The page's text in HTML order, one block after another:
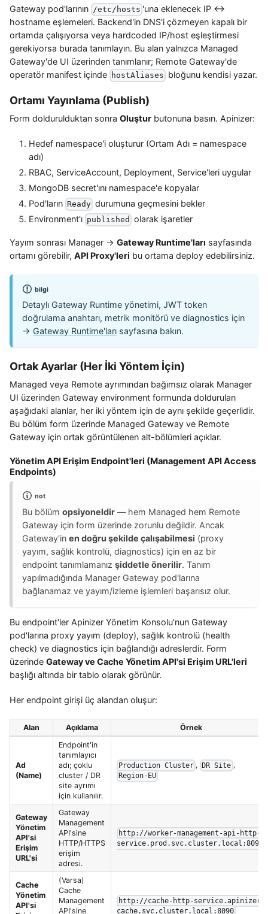
Gateway pod'larının /etc/hosts 'una eklenecek IP ↔
hostname eşlemeleri. Backend'in DNS'i çözmeyen kapalı bir
ortamda çalışıyorsa veya hardcoded IP/host eşleştirmesi
gerekiyorsa burada tanımlayın. Bu alan yalnızca Managed
Gateway'de UI üzerinden tanımlanır; Remote Gateway'de
operatör manifest içinde hostAliases bloğunu kendisi yazar.
Ortamı Yayınlama (Publish)
Form doldurulduktan sonra Oluştur butonuna basın. Apinizer:
Hedef namespace'i oluşturur (Ortam Adı = namespace
adı)
RBAC, ServiceAccount, Deployment, Service'leri uygular
MongoDB secret'ını namespace'e kopyalar
Pod'ların Ready durumuna geçmesini bekler
Environment'ı published olarak işaretler
Yayım sonrası Manager → Gateway Runtime'ları sayfasında
ortamı görebilir, API Proxy'leri bu ortama deploy edebilirsiniz.
bilgi
Detaylı Gateway Runtime yönetimi, JWT token
doğrulama anahtarı, metrik monitörü ve diagnostics için
→ Gateway Runtime'ları sayfasına bakın.
Ortak Ayarlar (Her İki Yöntem İçin)
Managed veya Remote ayrımından bağımsız olarak Manager
UI üzerinden Gateway environment formunda doldurulan
aşağıdaki alanlar, her iki yöntem için de aynı şekilde geçerlidir.
Bu bölüm form üzerinde Managed Gateway ve Remote
Gateway için ortak görüntülenen alt-bölümleri açıklar.
Yönetim API Erişim Endpoint'leri (Management API Access
Endpoints)
not
Bu bölüm opsiyoneldir — hem Managed hem Remote
Gateway için form üzerinde zorunlu değildir. Ancak
Gateway'in en doğru şekilde çalışabilmesi (proxy
yayım, sağlık kontrolü, diagnostics) için en az bir
endpoint tanımlamanız şiddetle önerilir. Tanım
yapılmadığında Manager Gateway pod'larına
bağlanamaz ve yayım/izleme işlemleri başarısız olur.
Bu endpoint'ler Apinizer Yönetim Konsolu'nun Gateway
pod'larına proxy yayım (deploy), sağlık kontrolü (health
check) ve diagnostics için bağlandığı adreslerdir. Form
üzerinde Gateway ve Cache Yönetim API'si Erişim URL'leri
başlığı altında bir tablo olarak görünür.
Her endpoint girişi üç alandan oluşur:
Alan Açıklama Örnek
Ad
(Name)
Endpoint'in
tanımlayıcı
adı; çoklu
cluster / DR
site ayrımı
için kullanılır.
Production Cluster , DR Site ,
Region-EU
Gateway
Yönetim
API'si
Erişim
URL'si
Gateway
Management
API'sine
HTTP/HTTPS
erişim
adresi.
http://worker-management-api-http-
service.prod.svc.cluster.local:8091
Cache
Yönetim
API'si
(Varsa)
Cache
Management
API'sine
http://cache-http-service.apinizer-
cache.svc.cluster.local:8090